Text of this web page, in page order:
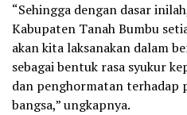
“Sehingga dengan dasar
Kabupaten Tanah Bumbu
akan kita laksanakan dalam
sebagai bentuk rasa syukur
dan penghormatan terhadap
bangsa,” ungkapnya.